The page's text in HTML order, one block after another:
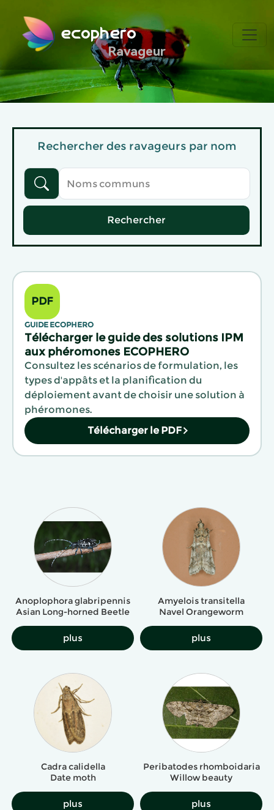
ecophero
Ravageur
Rechercher des ravageurs par nom
Rechercher
PDF
GUIDE ECOPHERO
Télécharger le guide des solutions IPM
aux phéromones ECOPHERO
Consultez les scénarios de formulation, les
types d'appâts et la planification du
déploiement avant de choisir une solution à
phéromones.
Télécharger le PDF
Anoplophora glabripennis
Asian Long-horned Beetle
plus
Amyelois transitella
Navel Orangeworm
plus
Cadra calidella
Date moth
plus
Peribatodes rhomboidaria
Willow beauty
plus